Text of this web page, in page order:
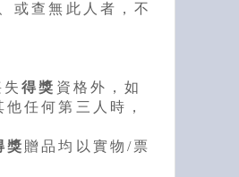
或查無此人者，不
失得獎 資格外，如
他任何第三人時，
獎 贈品均以實物/票